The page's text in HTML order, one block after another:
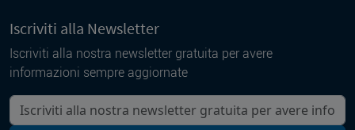
Iscriviti alla Newsletter
Iscriviti alla nostra newsletter gratuita per avere
informazioni sempre aggiornate
La tua mail